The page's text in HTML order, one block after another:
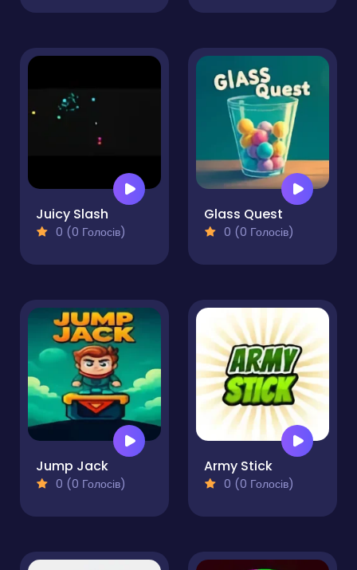
Juicy Slash
0 (0 Голосів)
Glass Quest
0 (0 Голосів)
Jump Jack
0 (0 Голосів)
Army Stick
0 (0 Голосів)